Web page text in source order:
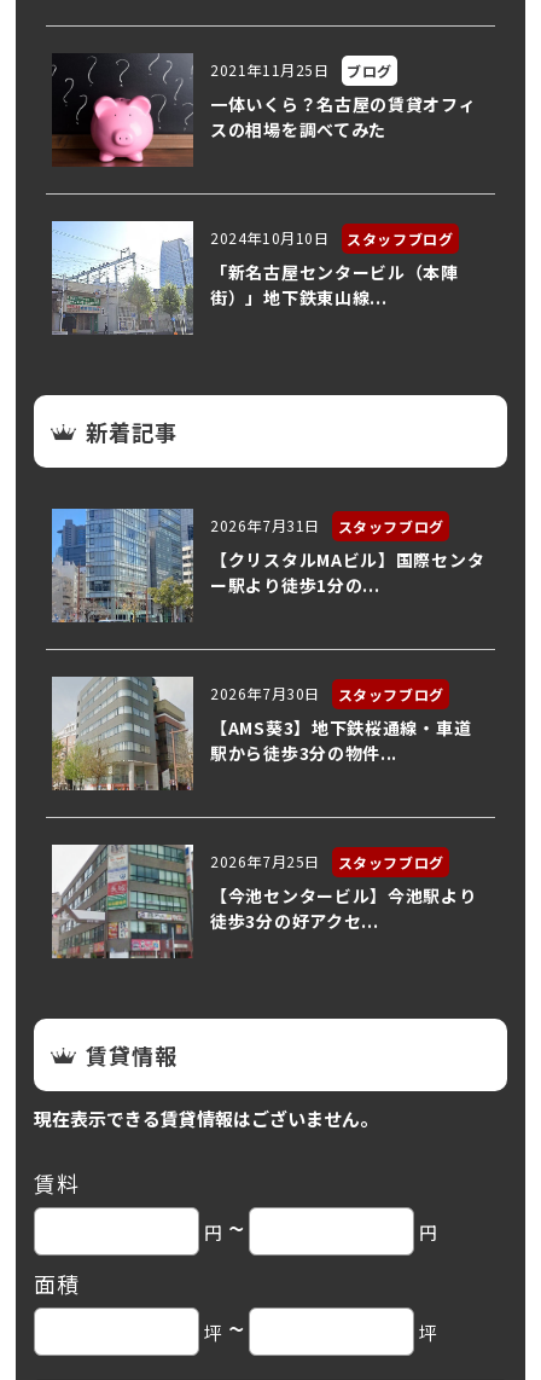
2021年11月25日 ブログ
一体いくら？名古屋の賃貸オフィ
スの相場を調べてみた
2024年10月10日 スタッフブログ
「新名古屋センタービル（本陣
街）」地下鉄東山線...
新着記事
2026年7月31日 スタッフブログ
【クリスタルMAビル】国際センタ
ー駅より徒歩1分の...
2026年7月30日 スタッフブログ
【AMS葵3】地下鉄桜通線・車道
駅から徒歩3分の物件...
2026年7月25日 スタッフブログ
【今池センタービル】今池駅より
徒歩3分の好アクセ...
賃貸情報
現在表示できる賃貸情報はございません。
賃料
円 ~ 円
面積
坪 ~ 坪